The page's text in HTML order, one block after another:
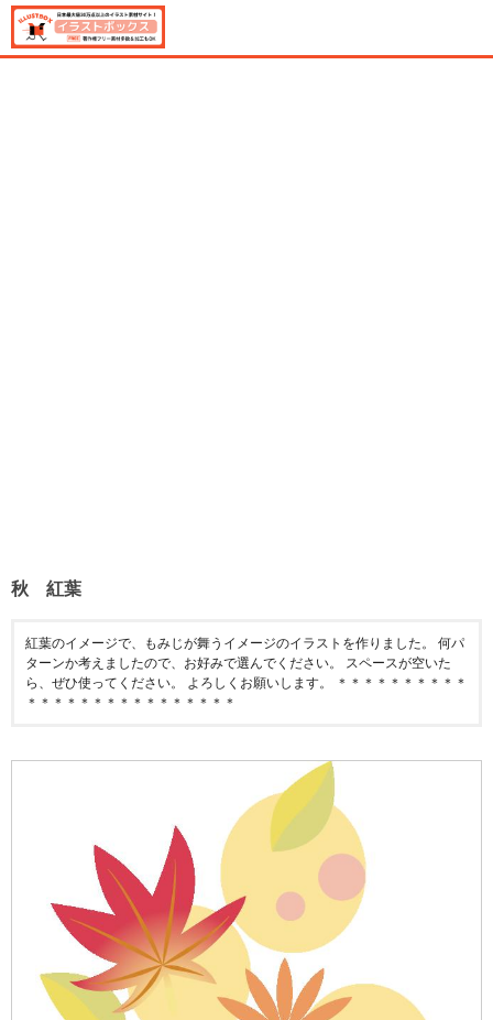
秋 紅葉
紅葉のイメージで、もみじが舞うイメージのイラストを作りました。 何パ
ターンか考えましたので、お好みで選んでください。 スペースが空いた
ら、ぜひ使ってください。 よろしくお願いします。 ＊＊＊＊＊＊＊＊＊＊
＊＊＊＊＊＊＊＊＊＊＊＊＊＊＊＊